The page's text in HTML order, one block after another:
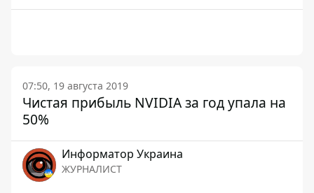
07:50, 19 августа 2019
Чистая прибыль NVIDIA за год упала на
50%
Информатор Украина
ЖУРНАЛИСТ